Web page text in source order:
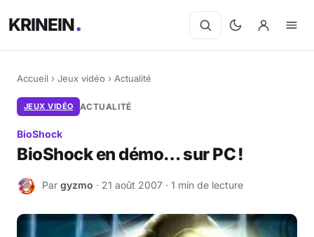
KRINEIN
Accueil › Jeux vidéo › Actualité
JEUX VIDÉO ACTUALITÉ
BioShock
BioShock en démo… sur PC !
G Par gyzmo · 21 août 2007 · 1 min de lecture